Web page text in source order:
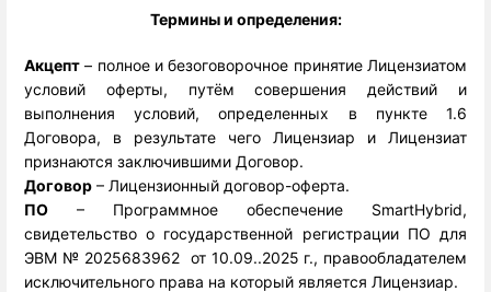
Термины и определения:
Акцепт – полное и безоговорочное принятие Лицензиатом
условий оферты, путём совершения действий и
выполнения условий, определенных в пункте 1.6
Договора, в результате чего Лицензиар и Лицензиат
признаются заключившими Договор.
Договор – Лицензионный договор-оферта.
ПО – Программное обеспечение SmartHybrid,
свидетельство о государственной регистрации ПО для
ЭВМ № 2025683962  от 10.09..2025 г., правообладателем
исключительного права на который является Лицензиар.